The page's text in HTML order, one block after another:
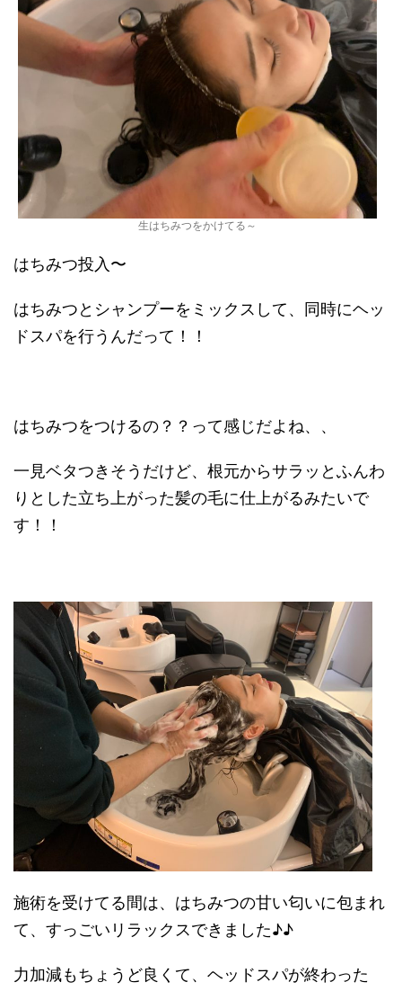
生はちみつをかけてる～
はちみつ投入〜
はちみつとシャンプーをミックスして、同時にヘッ
ドスパを行うんだって！！
はちみつをつけるの？？って感じだよね、、
一見ベタつきそうだけど、根元からサラッとふんわ
りとした立ち上がった髪の毛に仕上がるみたいで
す！！
施術を受けてる間は、はちみつの甘い匂いに包まれ
て、すっごいリラックスできました♪♪
力加減もちょうど良くて、ヘッドスパが終わった